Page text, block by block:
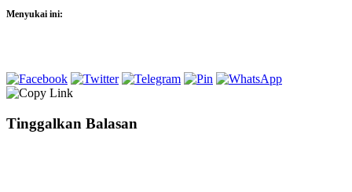
Menyukai ini:
Tinggalkan Balasan